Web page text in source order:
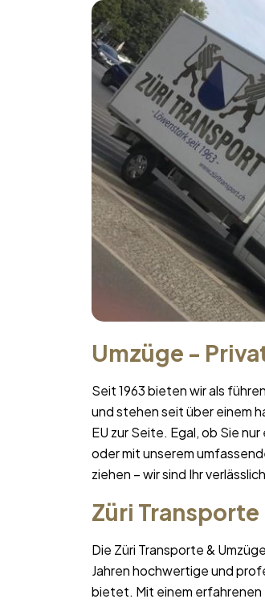
Umzüge -
Seit 1963 bieten wir als
und stehen seit über einem
EU zur Seite. Egal, ob Sie
oder mit unserem
ziehen – wir sind Ihr
Züri Transporte
Die Züri Transporte &
Jahren hochwertige und
bietet. Mit einem erfahrenen